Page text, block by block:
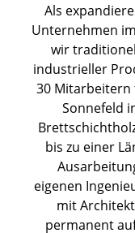
Als
Unternehmen
wir
industrieller
30
Sonnefeld
bis zu einer
eigenen
mit
permanent